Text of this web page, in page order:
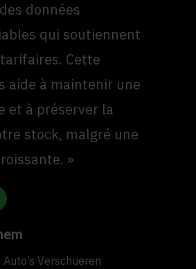
données
qui soutiennent
Cette
aide à maintenir une
et à préserver la
stock, malgré une
»
Verschueren